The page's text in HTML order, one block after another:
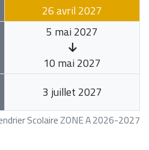
Scolaire ZONE A 2026-2027
26 avril 2027
5 mai 2027
10 mai 2027
3 juillet 2027